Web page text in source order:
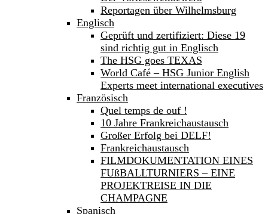
Reportagen über Wilhelmsburg
Englisch
Geprüft und zertifiziert: Diese 19
sind richtig gut in Englisch
The HSG goes TEXAS
World Café – HSG Junior English
Experts meet international executives
Französisch
Quel temps de ouf !
10 Jahre Frankreichaustausch
Großer Erfolg bei DELF!
Frankreichaustausch
FILMDOKUMENTATION EINES
FUßBALLTURNIERS – EINE
PROJEKTREISE IN DIE
CHAMPAGNE
Spanisch